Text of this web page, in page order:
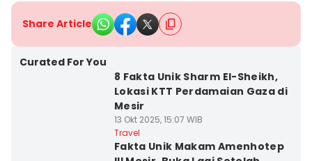
Share Article
Curated For You
8 Fakta Unik Sharm El-Sheikh,
Lokasi KTT Perdamaian Gaza di
Mesir
13 Okt 2025, 15:07 WIB
Travel
Fakta Unik Makam Amenhotep